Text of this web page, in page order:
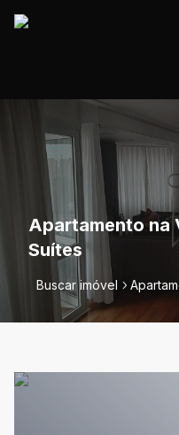
Apartamento na
Suítes
Buscar imóvel